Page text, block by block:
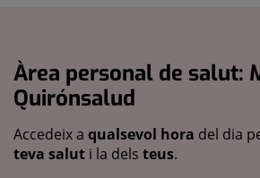
Àrea personal de salut:
Quirónsalud
Accedeix a qualsevol hora del dia
teva salut i la dels teus.